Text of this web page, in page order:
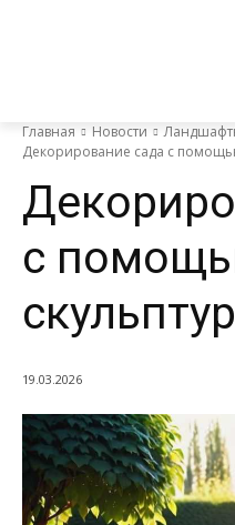
Главная Новости
Декорирование сада с
с
скульптур
19.03.2026